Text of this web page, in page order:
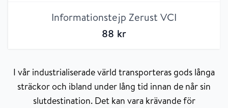
Informationstejp Zerust VCI
88 kr
I vår industrialiserade värld transporteras gods långa
sträckor och ibland under lång tid innan de når sin
slutdestination. Det kan vara krävande för